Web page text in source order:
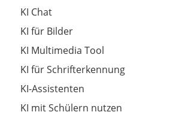
KI Chat
KI für Bilder
KI Multimedia Tool
KI für Schrifterkennung
KI-Assistenten
KI mit Schülern nutzen